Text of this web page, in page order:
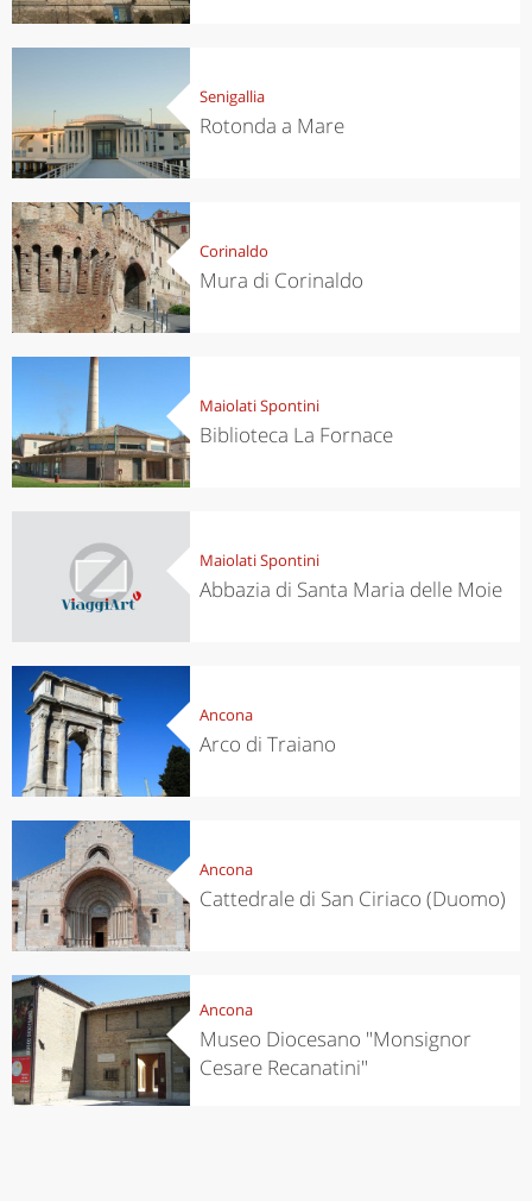
Senigallia
Rotonda a Mare
Corinaldo
Mura di Corinaldo
Maiolati Spontini
Biblioteca La Fornace
Maiolati Spontini
Abbazia di Santa Maria delle Moie
Ancona
Arco di Traiano
Ancona
Cattedrale di San Ciriaco (Duomo)
Ancona
Museo Diocesano "Monsignor
Cesare Recanatini"